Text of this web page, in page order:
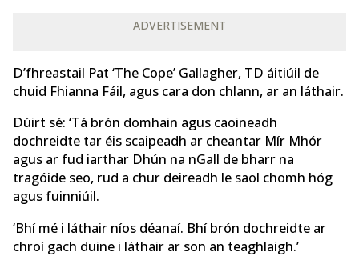
ADVERTISEMENT
D’fhreastail Pat ‘The Cope’ Gallagher, TD áitiúil de
chuid Fhianna Fáil, agus cara don chlann, ar an láthair.
Dúirt sé: ‘Tá brón domhain agus caoineadh
dochreidte tar éis scaipeadh ar cheantar Mír Mhór
agus ar fud iarthar Dhún na nGall de bharr na
tragóide seo, rud a chur deireadh le saol chomh hóg
agus fuinniúil.
‘Bhí mé i láthair níos déanaí. Bhí brón dochreidte ar
chroí gach duine i láthair ar son an teaghlaigh.’